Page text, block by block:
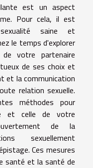
est un aspect
Pour cela, il est
saine et
le temps d'explorer
votre partenaire
de ses choix et
et la communication
relation sexuelle.
méthodes pour
et celle de votre
de la
sexuellement
Ces mesures
santé et la santé de